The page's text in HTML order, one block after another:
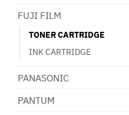
FUJI FILM
TONER CARTRIDGE
INK CARTRIDGE
PANASONIC
PANTUM